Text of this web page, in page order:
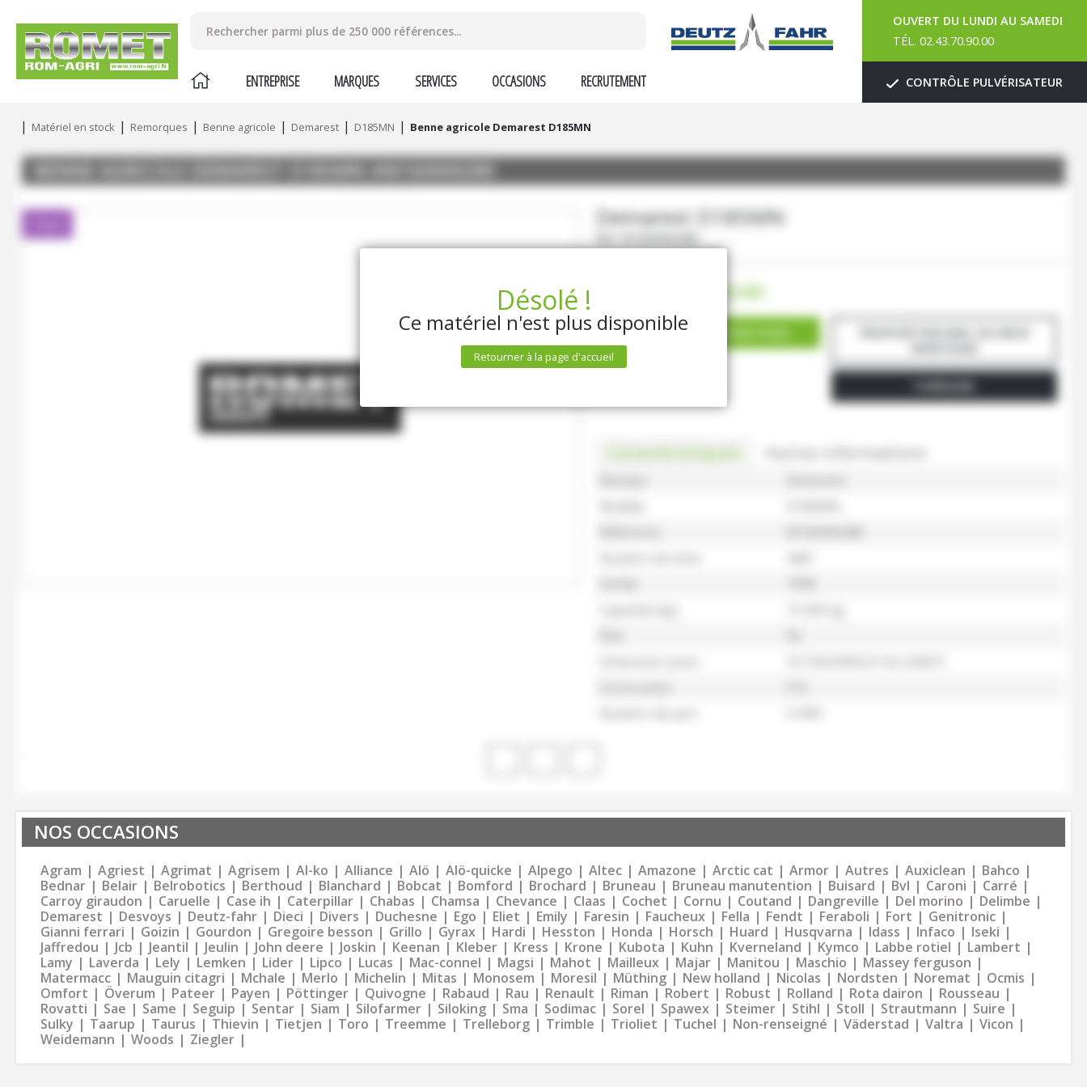
ENTREPRISE MARQUES SERVICES OCCASIONS RECRUTEMENT
OUVERT DU LUNDI AU SAMEDI
TÉL. 02.43.70.90.00
CONTRÔLE PULVÉRISATEUR
Matériel en stock Remorques Benne agricole Demarest D185MN Benne agricole Demarest D185MN
Demarest D185MN
Ref. M160000280
Prix sur demande
Caractéristiques Autres informations
DEMANDE D'INFORMATIONS
Désolé !
Ce matériel n'est plus disponible
Retourner à la page d'accueil
NOS OCCASIONS
Agram Agriest Agrimat Agrisem Al-ko Alliance Alö Alö-quicke Alpego Altec Amazone Arctic cat Armor Autres Auxiclean
Bahco
Bednar
Belair Belrobotics Berthoud Blanchard Bobcat Bomford Brochard Bruneau Bruneau manutention Buisard Bvl Caroni
Carré
Carroy giraudon
Caruelle Case ih Caterpillar Chabas Chamsa Chevance Claas Cochet Cornu Coutand Dangreville Del morino
Delimbe
Demarest
Desvoys Deutz-fahr Dieci Divers Duchesne Ego Eliet Emily Faresin Faucheux Fella Fendt Feraboli Fort
Genitronic
Gianni ferrari
Goizin Gourdon Gregoire besson Grillo Gyrax Hardi Hesston Honda Horsch Huard Husqvarna Idass Infaco
Iseki
Jaffredou
Jcb Jeantil Jeulin John deere Joskin Keenan Kleber Kress Krone Kubota Kuhn Kverneland Kymco Labbe rotiel
Lambert
Lamy
Laverda Lely Lemken Lider Lipco Lucas Mac-connel Magsi Mahot Mailleux Majar Manitou Maschio
Massey ferguson
Matermacc
Mauguin citagri Mchale Merlo Michelin Mitas Monosem Moresil Müthing New holland Nicolas Nordsten Noremat
Ocmis
Omfort
Överum Pateer Payen Pöttinger Quivogne Rabaud Rau Renault Riman Robert Robust Rolland Rota dairon
Rousseau
Rovatti
Sae Same Seguip Sentar Siam Silofarmer Siloking Sma Sodimac Sorel Spawex Steimer Stihl Stoll Strautmann
Suire
Sulky
Taarup Taurus Thievin Tietjen Toro Treemme Trelleborg Trimble Trioliet Tuchel Non-renseigné Väderstad Valtra
Vicon
Weidemann
Woods Ziegler